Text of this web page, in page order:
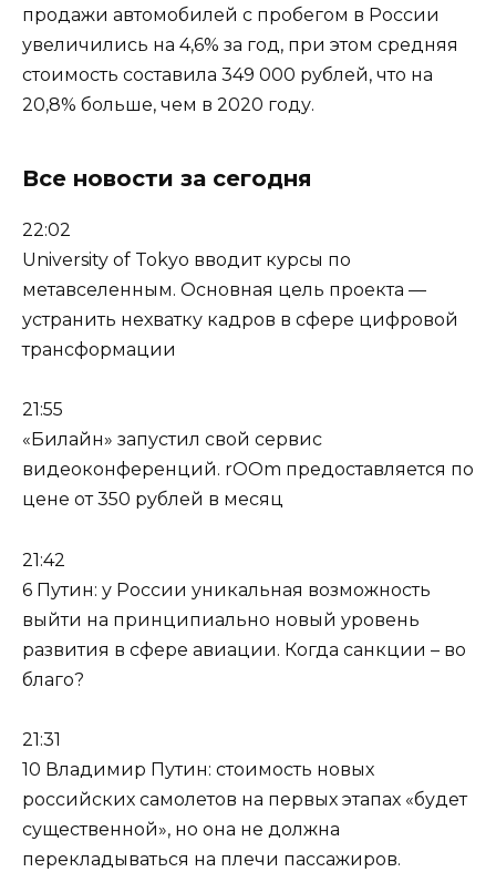
продажи автомобилей с пробегом в России
увеличились на 4,6% за год, при этом средняя
стоимость составила 349 000 рублей, что на
20,8% больше, чем в 2020 году.
Все новости за сегодня
22:02
University of Tokyo вводит курсы по
метавселенным. Основная цель проекта —
устранить нехватку кадров в сфере цифровой
трансформации
21:55
«Билайн» запустил свой сервис
видеоконференций. rOOm предоставляется по
цене от 350 рублей в месяц
21:42
6 Путин: у России уникальная возможность
выйти на принципиально новый уровень
развития в сфере авиации. Когда санкции – во
благо?
21:31
10 Владимир Путин: стоимость новых
российских самолетов на первых этапах «будет
существенной», но она не должна
перекладываться на плечи пассажиров.